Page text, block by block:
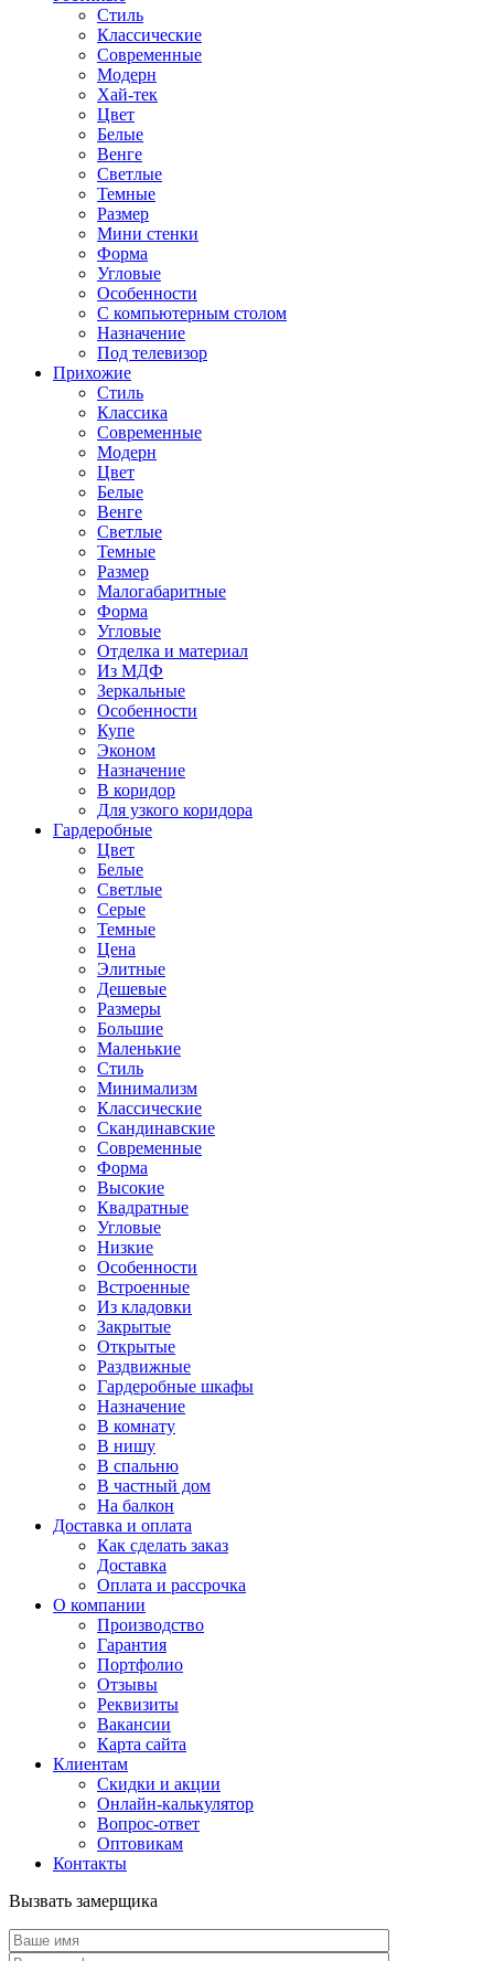
Стиль
Классические
Современные
Модерн
Хай-тек
Цвет
Белые
Венге
Светлые
Темные
Размер
Мини стенки
Форма
Угловые
Особенности
С компьютерным столом
Назначение
Под телевизор
Прихожие
Стиль
Классика
Современные
Модерн
Цвет
Белые
Венге
Светлые
Темные
Размер
Малогабаритные
Форма
Угловые
Отделка и материал
Из МДФ
Зеркальные
Особенности
Купе
Эконом
Назначение
В коридор
Для узкого коридора
Гардеробные
Цвет
Белые
Светлые
Серые
Темные
Цена
Элитные
Дешевые
Размеры
Большие
Маленькие
Стиль
Минимализм
Классические
Скандинавские
Современные
Форма
Высокие
Квадратные
Угловые
Низкие
Особенности
Встроенные
Из кладовки
Закрытые
Открытые
Раздвижные
Гардеробные шкафы
Назначение
В комнату
В нишу
В спальню
В частный дом
На балкон
Доставка и оплата
Как сделать заказ
Доставка
Оплата и рассрочка
О компании
Производство
Гарантия
Портфолио
Отзывы
Реквизиты
Вакансии
Карта сайта
Клиентам
Скидки и акции
Онлайн-калькулятор
Вопрос-ответ
Оптовикам
Контакты
Вызвать замерщика